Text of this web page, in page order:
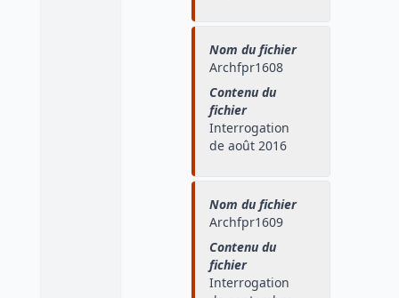
Nom du fichier
Archfpr1608
Contenu du
fichier
Interrogation
de août 2016
Nom du fichier
Archfpr1609
Contenu du
fichier
Interrogation